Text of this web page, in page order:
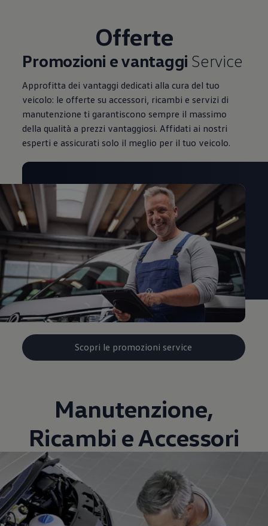
VanLife Stories
75 anni di Bulli
ID. Buzz al World Ducati Week 2026
Offerte
Promozioni e vantaggi Service
Approfitta dei vantaggi dedicati alla cura del tuo
veicolo: le offerte su accessori, ricambi e servizi di
manutenzione ti garantiscono sempre il massimo
della qualità a prezzi vantaggiosi. Affidati ai nostri
esperti e assicurati solo il meglio per il tuo veicolo.
Scopri le promozioni service
Manutenzione,
Ricambi e Accessori